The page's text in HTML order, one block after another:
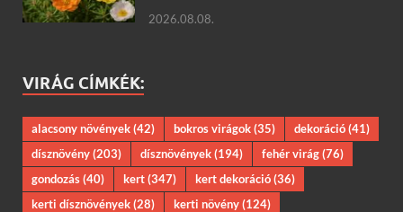
2026.08.08.
VIRÁG CÍMKÉK:
alacsony növények(42) bokros virágok(35) dekoráció(41)
dísznövény(203) dísznövények(194) fehér virág(76)
gondozás(40) kert(347) kert dekoráció(36)
kerti dísznövények(28) kerti növény(124)